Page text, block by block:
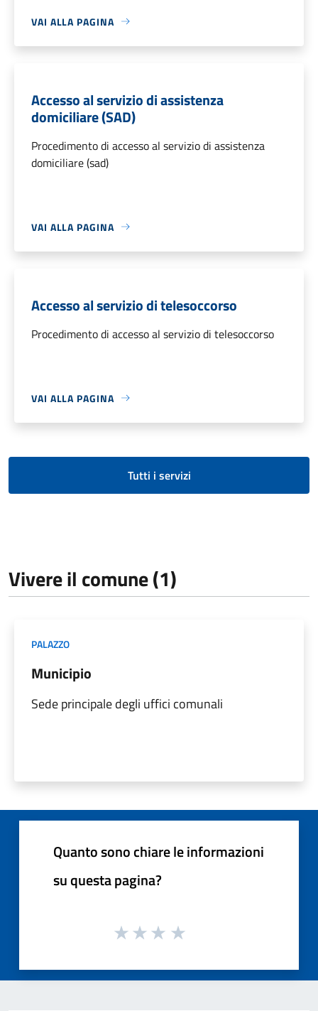
VAI ALLA PAGINA
Accesso al servizio di assistenza
domiciliare (SAD)
Procedimento di accesso al servizio di assistenza
domiciliare (sad)
VAI ALLA PAGINA
Accesso al servizio di telesoccorso
Procedimento di accesso al servizio di telesoccorso
VAI ALLA PAGINA
Tutti i servizi
Vivere il comune (1)
PALAZZO
Municipio
Sede principale degli uffici comunali
Quanto sono chiare le informazioni
su questa pagina?